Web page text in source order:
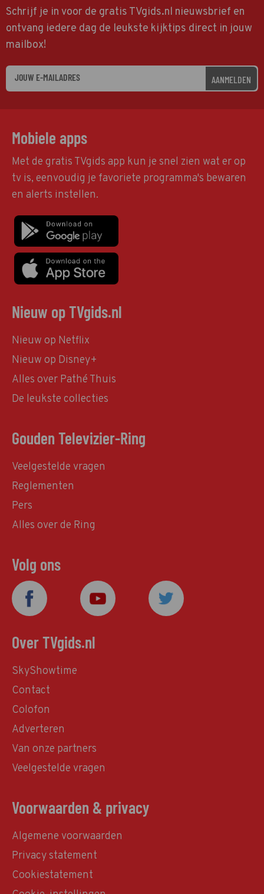
Schrijf je in voor de gratis TVgids.nl nieuwsbrief en
ontvang iedere dag de leukste kijktips direct in jouw
mailbox!
AANMELDEN
Mobiele apps
Met de gratis TVgids app kun je snel zien wat er op
tv is, eenvoudig je favoriete programma's bewaren
en alerts instellen.
Nieuw op TVgids.nl
Nieuw op Netflix
Nieuw op Disney+
Alles over Pathé Thuis
De leukste collecties
Gouden Televizier-Ring
Veelgestelde vragen
Reglementen
Pers
Alles over de Ring
Volg ons
Over TVgids.nl
SkyShowtime
Contact
Colofon
Adverteren
Van onze partners
Veelgestelde vragen
Voorwaarden & privacy
Algemene voorwaarden
Privacy statement
Cookiestatement